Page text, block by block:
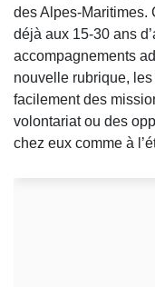
des Alpes-Maritimes.
déjà aux 15-30 ans
accompagnements
nouvelle rubrique,
facilement des
volontariat ou des
chez eux comme à